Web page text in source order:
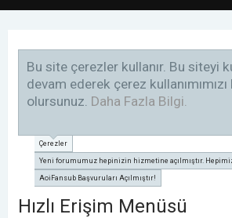
Bu site çerezler kullanır. Bu siteyi
devam ederek çerez
olursunuz. Daha Fazla Bilgi.
Çerezler
Yeni forumumuz hepinizin hizmetine açılmıştır.
AoiFansub Başvuruları Açılmıştır!
Hızlı Erişim Menüsü